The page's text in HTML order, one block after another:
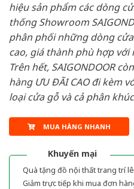
hiệu sản phẩm các dòng
thống Showroom
phân phối những dòng
cao, giá thành phù hợp
Trên hết, SAIGONDOOR
hàng ƯU ĐÃI CAO đi kèm
loại cửa gỗ và cả phân
MUA HÀNG NHANH
Khuyến mại
Quà tặng đồ nội thất trang trí
Giảm trực tiếp khi mua đơn